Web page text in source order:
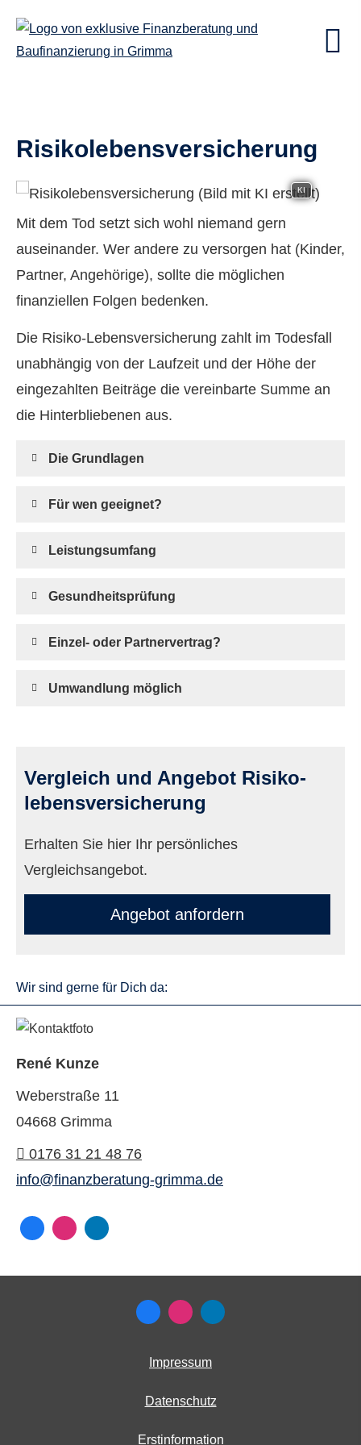
Risiko­lebens­ver­si­che­rung
KI
Mit dem Tod setzt sich wohl niemand gern
auseinander. Wer andere zu versorgen hat (Kinder,
Partner, Angehörige), sollte die möglichen
finanziellen Folgen bedenken.
Die Risiko-Lebensversicherung zahlt im Todesfall
unabhängig von der Laufzeit und der Höhe der
eingezahlten Beiträge die vereinbarte Summe an
die Hinterbliebenen aus.
Die Grundlagen
Für wen geeignet?
Leistungsumfang
Gesundheitsprüfung
Einzel- oder Partnervertrag?
Umwandlung möglich
Vergleich und Angebot Risiko­
lebens­ver­si­che­rung
Erhalten Sie hier Ihr persönliches
Vergleichsangebot.
An­ge­bot an­for­dern
Wir sind gerne für Dich da:
René Kunze
Weberstraße 11
04668 Grimma
0176 31 21 48 76
info@finanzberatung-grimma.de
Impressum
Datenschutz
Erstinformation